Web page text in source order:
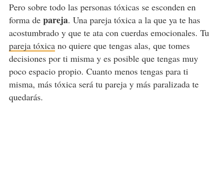
Pero sobre todo las personas tóxicas se esconden en
forma de pareja. Una pareja tóxica a la que ya te has
acostumbrado y que te ata con cuerdas emocionales. Tu
pareja tóxicano quiere que tengas alas, que tomes
decisiones por ti misma y es posible que tengas muy
poco espacio propio. Cuanto menos tengas para ti
misma, más tóxica será tu pareja y más paralizada te
quedarás.